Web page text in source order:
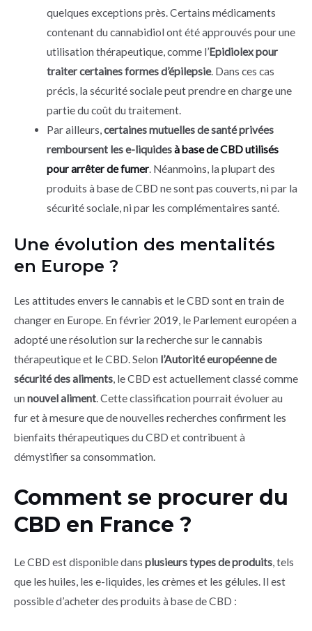
quelques exceptions près. Certains médicaments
contenant du cannabidiol ont été approuvés pour une
utilisation thérapeutique, comme l’Epidiolex pour
traiter certaines formes d’épilepsie. Dans ces cas
précis, la sécurité sociale peut prendre en charge une
partie du coût du traitement.
Par ailleurs,certaines mutuelles de santé privées
remboursent les e-liquidesà base de CBD utilisés
pour arrêter de fumer. Néanmoins, la plupart des
produits à base de CBD ne sont pas couverts, ni par la
sécurité sociale, ni par les complémentaires santé.
Une évolution des mentalités
en Europe ?
Les attitudes envers le cannabis et le CBD sont en train de
changer en Europe. En février 2019, le Parlement européen a
adopté une résolution sur la recherche sur le cannabis
thérapeutique et le CBD. Selon l’Autorité européenne de
sécurité des aliments, le CBD est actuellement classé comme
un nouvel aliment. Cette classification pourrait évoluer au
fur et à mesure que de nouvelles recherches confirment les
bienfaits thérapeutiques du CBD et contribuent à
démystifier sa consommation.
Comment se procurer du
CBD en France ?
Le CBD est disponible dans plusieurs types de produits, tels
que les huiles, les e-liquides, les crèmes et les gélules. Il est
possible d’acheter des produits à base de CBD :